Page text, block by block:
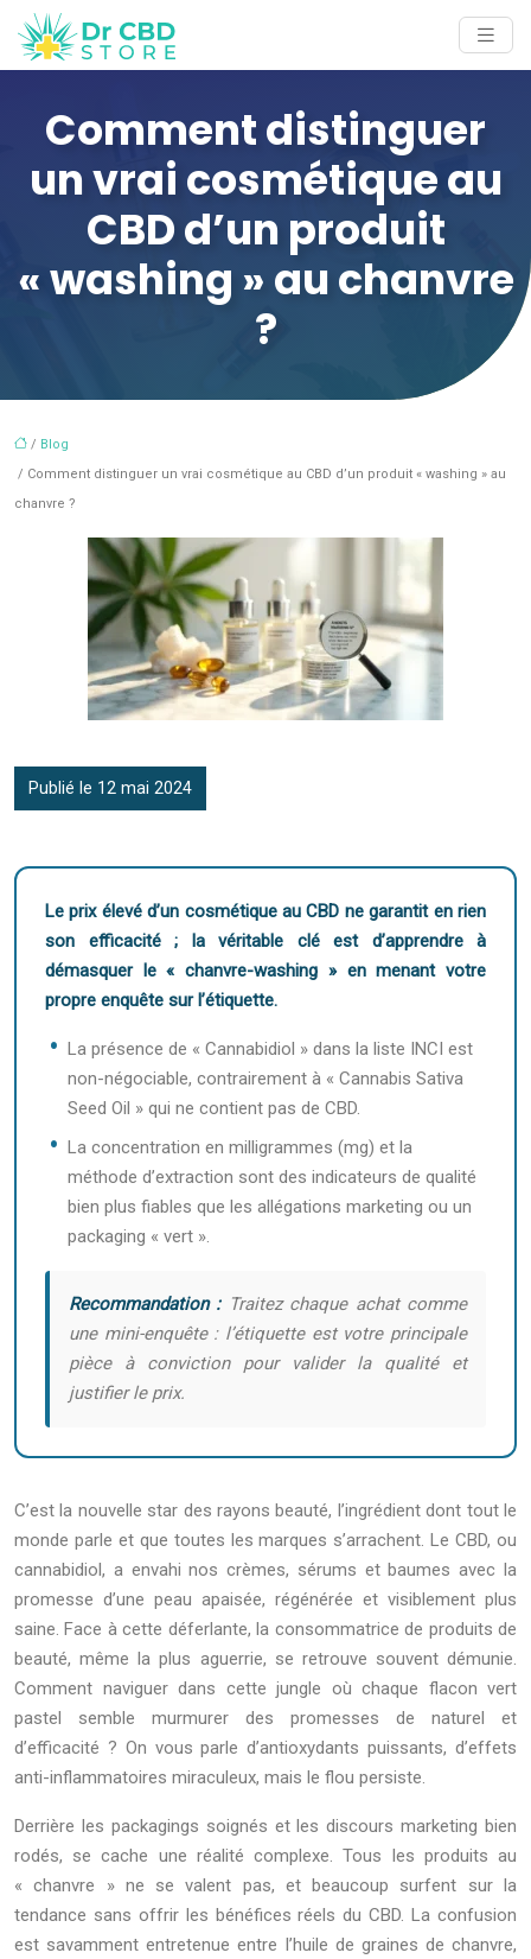
Comment distinguer
un vrai cosmétique au
CBD d’un produit
« washing » au chanvre
?
/ Blog
/ Comment distinguer un vrai cosmétique au CBD d’un produit « washing » au
chanvre ?
Publié le 12 mai 2024
Le prix élevé d’un cosmétique au CBD ne garantit en rien
son efficacité ; la véritable clé est d’apprendre à
démasquer le « chanvre-washing » en menant votre
propre enquête sur l’étiquette.
La présence de « Cannabidiol » dans la liste INCI est
non-négociable, contrairement à « Cannabis Sativa
Seed Oil » qui ne contient pas de CBD.
La concentration en milligrammes (mg) et la
méthode d’extraction sont des indicateurs de qualité
bien plus fiables que les allégations marketing ou un
packaging « vert ».
Recommandation :Traitez chaque achat comme
une mini-enquête : l’étiquette est votre principale
pièce à conviction pour valider la qualité et
justifier le prix.
C’est la nouvelle star des rayons beauté, l’ingrédient dont tout le
monde parle et que toutes les marques s’arrachent. Le CBD, ou
cannabidiol, a envahi nos crèmes, sérums et baumes avec la
promesse d’une peau apaisée, régénérée et visiblement plus
saine. Face à cette déferlante, la consommatrice de produits de
beauté, même la plus aguerrie, se retrouve souvent démunie.
Comment naviguer dans cette jungle où chaque flacon vert
pastel semble murmurer des promesses de naturel et
d’efficacité ? On vous parle d’antioxydants puissants, d’effets
anti-inflammatoires miraculeux, mais le flou persiste.
Derrière les packagings soignés et les discours marketing bien
rodés, se cache une réalité complexe. Tous les produits au
« chanvre » ne se valent pas, et beaucoup surfent sur la
tendance sans offrir les bénéfices réels du CBD. La confusion
est savamment entretenue entre l’huile de graines de chanvre,